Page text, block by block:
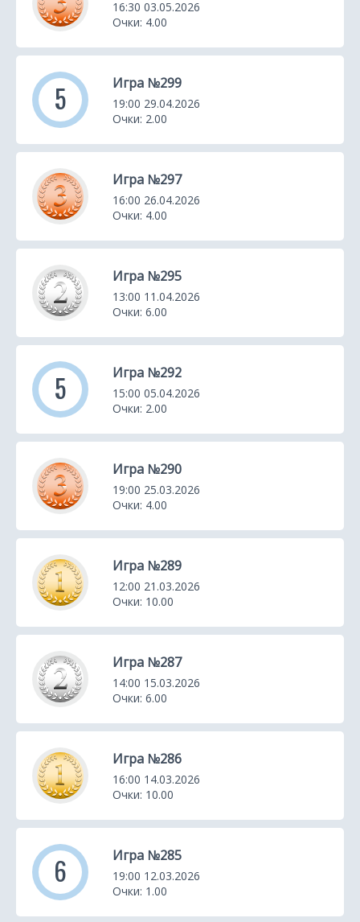
16:30 03.05.2026
Очки: 4.00
5 Игра №299
19:00 29.04.2026
Очки: 2.00
Игра №297
16:00 26.04.2026
Очки: 4.00
Игра №295
13:00 11.04.2026
Очки: 6.00
5 Игра №292
15:00 05.04.2026
Очки: 2.00
Игра №290
19:00 25.03.2026
Очки: 4.00
Игра №289
12:00 21.03.2026
Очки: 10.00
Игра №287
14:00 15.03.2026
Очки: 6.00
Игра №286
16:00 14.03.2026
Очки: 10.00
6 Игра №285
19:00 12.03.2026
Очки: 1.00